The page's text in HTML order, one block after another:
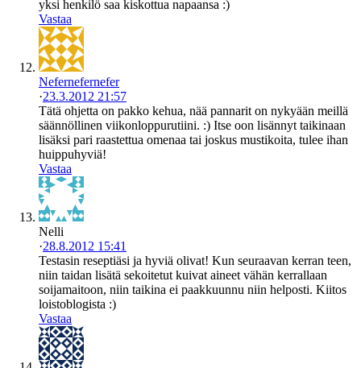
yksi henkilö saa kiskottua napaansa :)
Vastaa
Nefernefernefer
·23.3.2012 21:57
Tätä ohjetta on pakko kehua, nää pannarit on nykyään meillä
säännöllinen viikonloppurutiini. :) Itse oon lisännyt taikinaan
lisäksi pari raastettua omenaa tai joskus mustikoita, tulee ihan
huippuhyviä!
Vastaa
Nelli
·28.8.2012 15:41
Testasin reseptiäsi ja hyviä olivat! Kun seuraavan kerran teen,
niin taidan lisätä sekoitetut kuivat aineet vähän kerrallaan
soijamaitoon, niin taikina ei paakkuunnu niin helposti. Kiitos
loistoblogista :)
Vastaa